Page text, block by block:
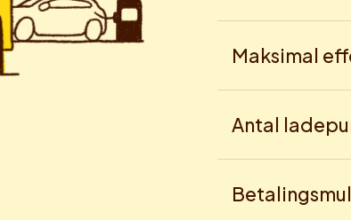
Maksimal
Antal